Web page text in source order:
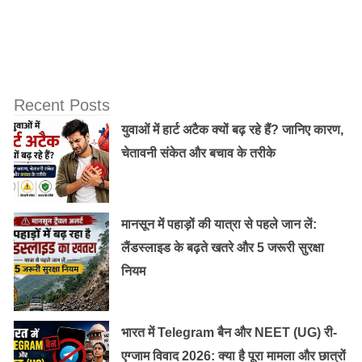
वृंदावन आने पर प्रेम मंदिर नहीं गए तो आप सच में बहुत कुछ मिस
करेंगे। भक्ति और प्रेम का यह अनूठा मंदिर वृंदावन के पास 54
एकड़ जमीन में बनाया गया है। इस मंदिर को पांचवें जगतगुरु श्री
कृपालुजी महाराज ने बनवाया था। इस मंदिर को गुजरात के सोमनाथ
मंदिर की तर्ज पर बनाया गया है।
Recent Posts
युवाओं में हार्ट अटैक क्यों बढ़ रहे हैं? जानिए कारण,
चेतावनी संकेत और बचाव के तरीके
मानसून में पहाड़ों की यात्रा से पहले जान लें:
लैंडस्लाइड के बढ़ते खतरे और 5 जरूरी सुरक्षा
नियम
भारत में Telegram बैन और NEET (UG) री-
एग्जाम विवाद 2026: क्या है पूरा मामला और छात्रों